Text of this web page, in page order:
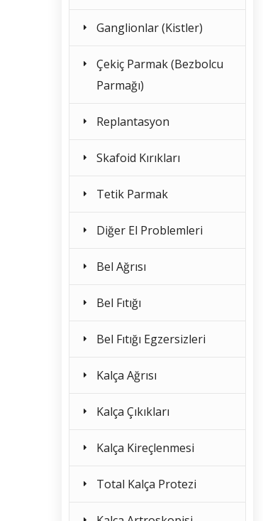
Ganglionlar (Kistler)
Çekiç Parmak (Bezbolcu
Parmağı)
Replantasyon
Skafoid Kırıkları
Tetik Parmak
Diğer El Problemleri
Bel Ağrısı
Bel Fıtığı
Bel Fıtığı Egzersizleri
Kalça Ağrısı
Kalça Çıkıkları
Kalça Kireçlenmesi
Total Kalça Protezi